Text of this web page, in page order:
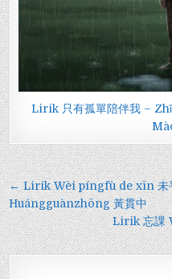
Lirik 只有孤單陪伴我 –
Navigasi
pos
← Lirik Wèi píngfù de xīn 未
Huángguànzhōng 黃貫中
Lirik 忘課